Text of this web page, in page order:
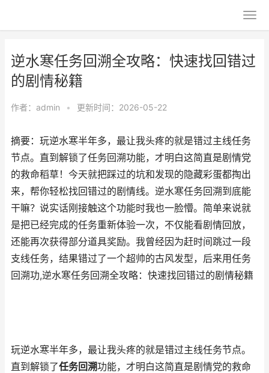
逆水寒任务回溯全攻略：快速找回错过
的剧情秘籍
作者： admin • 更新时间：2026-05-22
摘要：玩逆水寒半年多，最让我头疼的就是错过主线任务
节点。直到解锁了任务回溯功能，才明白这简直是剧情党
的救命稻草！今天就把踩过的坑和发现的隐藏彩蛋都掏出
来，帮你轻松找回错过的剧情线。逆水寒任务回溯到底能
干嘛？说实话刚接触这个功能时我也一脸懵。简单来说就
是把已经完成的任务重新体验一次，不仅能看剧情回放，
还能再次获得部分道具奖励。我曾经因为赶时间跳过一段
支线任务，结果错过了一个超帅的古风发型，后来用任务
回溯功,逆水寒任务回溯全攻略：快速找回错过的剧情秘籍
玩逆水寒半年多，最让我头疼的就是错过主线任务节点。
直到解锁了任务回溯功能，才明白这简直是剧情党的救命